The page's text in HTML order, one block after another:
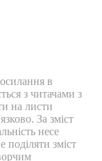
в
з читачами з
на листи
За зміст
несе
зміст